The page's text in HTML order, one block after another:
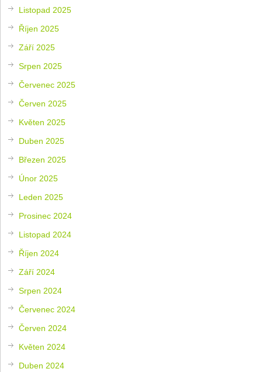
Listopad 2025
Říjen 2025
Září 2025
Srpen 2025
Červenec 2025
Červen 2025
Květen 2025
Duben 2025
Březen 2025
Únor 2025
Leden 2025
Prosinec 2024
Listopad 2024
Říjen 2024
Září 2024
Srpen 2024
Červenec 2024
Červen 2024
Květen 2024
Duben 2024